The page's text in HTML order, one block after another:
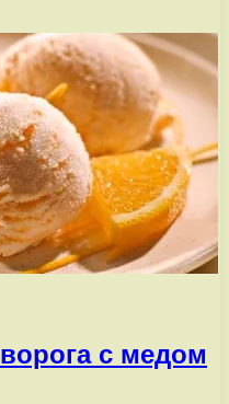
с медом